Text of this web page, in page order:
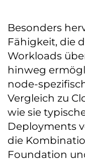
Besonders
Fähigkeit, die
Workloads
hinweg
node-
Vergleich zu
wie sie
Deployments
die
Foundation